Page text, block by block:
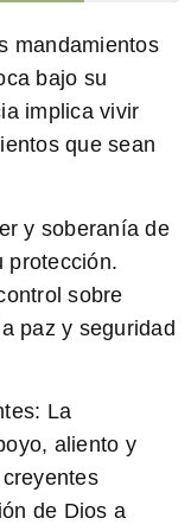
mandamientos
bajo su
implica vivir
que sean
y soberanía de
protección.
sobre
paz y seguridad
La
aliento y
de Dios a